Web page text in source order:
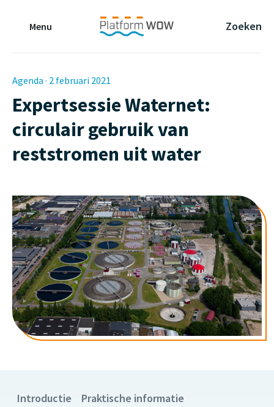
Menu
Zoeken
Agenda · 2 februari 2021
Expertsessie Waternet:
circulair gebruik van
reststromen uit water
Introductie Praktische informatie